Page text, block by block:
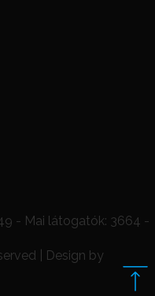
- Mai látogatók: 3664 -
| Design by